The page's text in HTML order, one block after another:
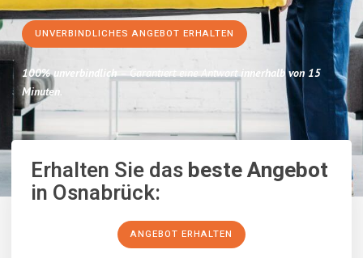
UNVERBINDLICHES ANGEBOT ERHALTEN
100% unverbindlich– Garantiert eine Antwortinnerhalb von 15
Minuten.
Erhalten Sie dasbeste Angebot
in Osnabrück:
ANGEBOT ERHALTEN